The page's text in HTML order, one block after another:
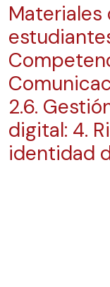
Materiales
2.6.
digital: 4.
identidad